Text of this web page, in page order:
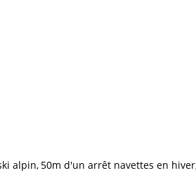
alpin 50m d'un arrêt navettes en hiver